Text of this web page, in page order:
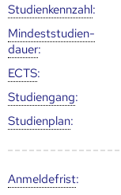
Studien­kenn­zahl:
Mindest­studien­
dauer:
ECTS:
Studien­gang:
Studien­plan:
Anmelde­frist: